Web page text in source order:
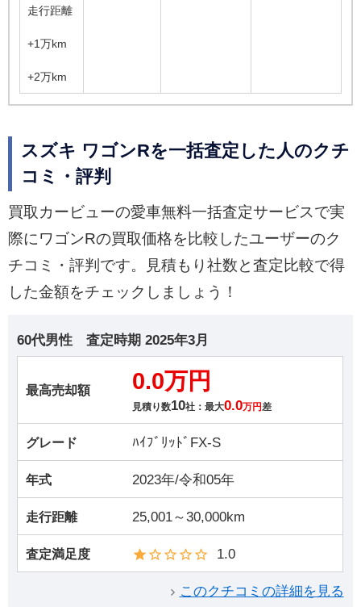
走行距離
+1万km
+2万km
スズキ ワゴンRを一括査定した人のクチ
コミ・評判
買取カービューの愛車無料一括査定サービスで実
際にワゴンRの買取価格を比較したユーザーのク
チコミ・評判です。見積もり社数と査定比較で得
した金額をチェックしましょう！
60代男性 査定時期 2025年3月
最高売却額 0.0万円
見積り数10社：最大0.0万円差
グレード ﾊｲﾌﾞﾘｯﾄﾞFX-S
年式 2023年/令和05年
走行距離 25,001～30,000km
査定満足度 1.0
このクチコミの詳細を見る